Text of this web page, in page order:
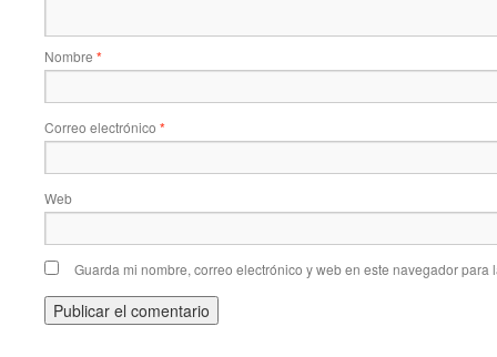
Nombre *
Correo electrónico *
Web
Guarda mi nombre, correo electrónico y web en este navegador para